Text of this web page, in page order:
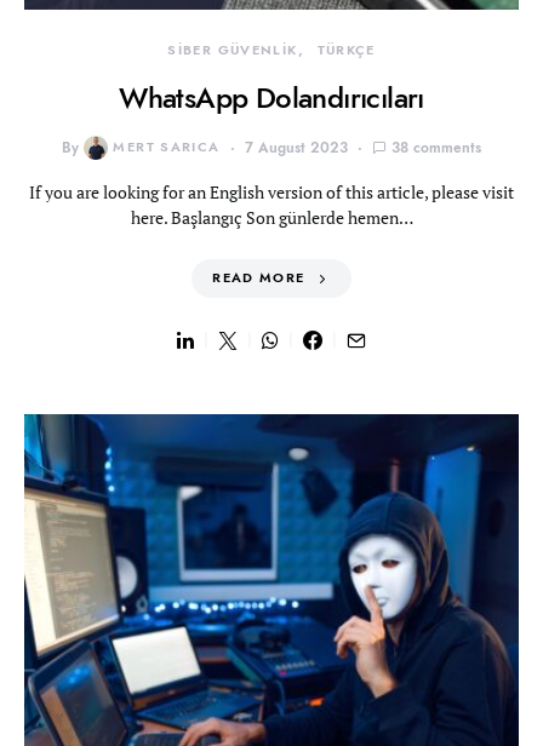
SİBER GÜVENLİK TÜRKÇE
WhatsApp Dolandırıcıları
By MERT SARICA 7 August 2023 38 comments
If you are looking for an English version of this article, please visit
here. Başlangıç Son günlerde hemen…
READ MORE